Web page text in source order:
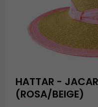
HATTAR -
(ROSA/BEIGE)